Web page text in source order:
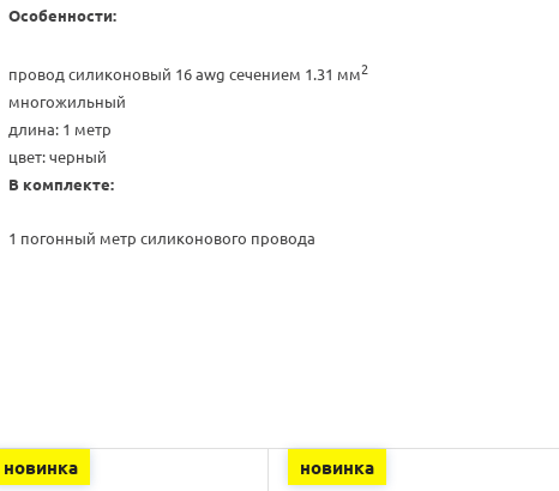
Особенности:
провод силиконовый 16 awg сечением 1.31 мм2
многожильный
длина: 1 метр
цвет: черный
В комплекте:
1 погонный метр силиконового провода
новинка новинка